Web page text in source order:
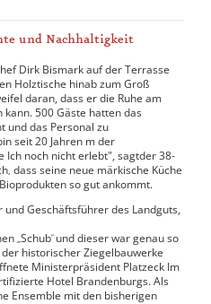
und Nachhaltigkeit
Dirk Bismark auf der Terrasse
Holztische hinab zum Groß
daran, dass er die Ruhe am
500 Gäste hatten das
und das Personal zu
seit 20 Jahren m der
Ich noch nicht erlebt", sagtder 38-
, dass seine neue märkische Küche
so gut ankommt.
und Geschäftsführer des Landguts,
„Schub“ und dieser war genau so
historischer Ziegelbauwerke
Ministerpräsident Platzeck Im
Hotel Brandenburgs. Als
Ensemble mit den bisherigen